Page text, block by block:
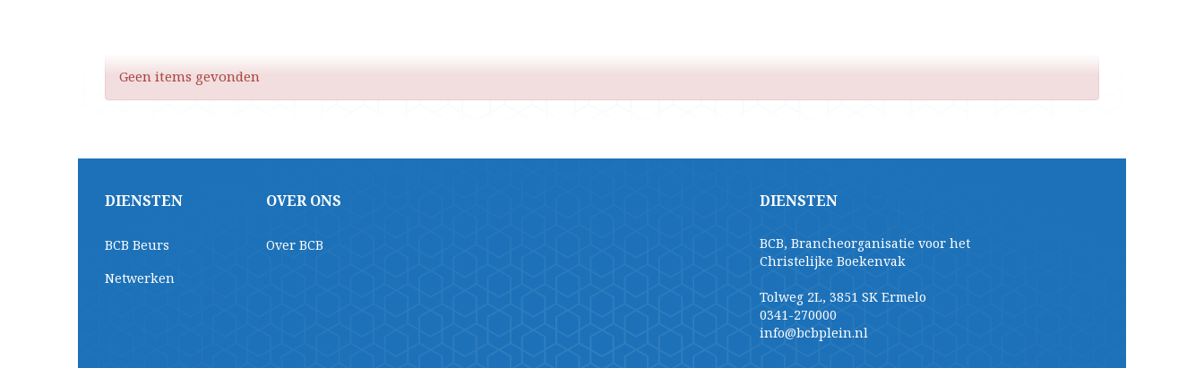
Geen items gevonden
DIENSTEN
BCB Beurs
Netwerken
OVER ONS
Over BCB
DIENSTEN
BCB, Brancheorganisatie voor het
Christelijke Boekenvak
Tolweg 2L, 3851 SK Ermelo
0341-270000
info@bcbplein.nl